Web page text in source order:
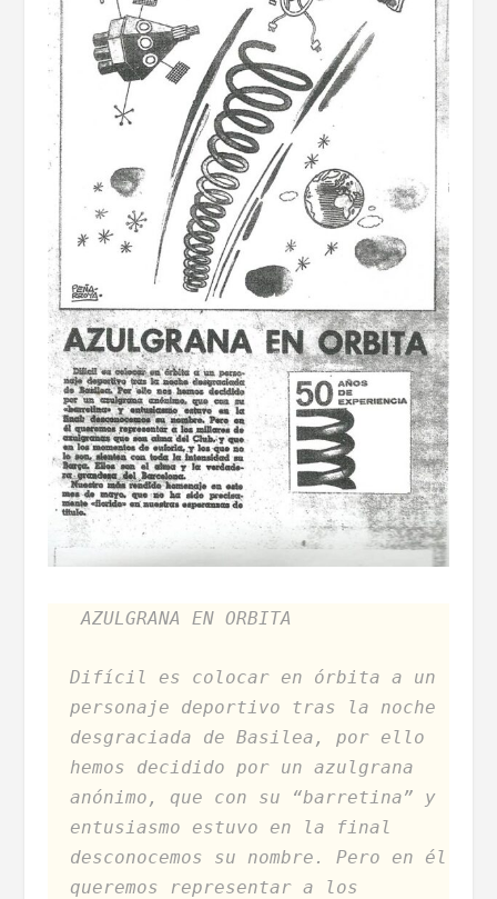
AZULGRANA EN ORBITA
Difícil es colocar en órbita a un
personaje deportivo tras la noche
desgraciada de Basilea, por ello
hemos decidido por un azulgrana
anónimo, que con su “barretina” y
entusiasmo estuvo en la final
desconocemos su nombre. Pero en él
queremos representar a los